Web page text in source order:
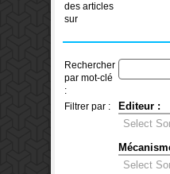
des articles
sur
Rechercher
par mot-clé
:
Filtrer par :
Editeur :